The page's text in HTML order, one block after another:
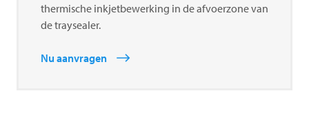
thermische inkjetbewerking in de afvoerzone van
de traysealer.
Nu aanvragen